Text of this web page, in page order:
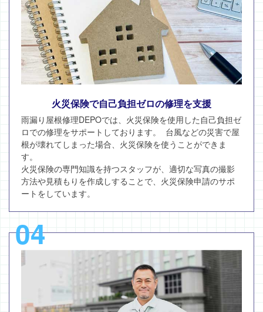
火災保険で自己負担ゼロの修理を支援
雨漏り屋根修理DEPOでは、火災保険を使用した自己負担ゼ
ロでの修理をサポートしております。 台風などの災害で屋
根が壊れてしまった場合、火災保険を使うことができま
す。
火災保険の専門知識を持つスタッフが、適切な写真の撮影
方法や見積もりを作成しすることで、火災保険申請のサポ
ートをしています。
04